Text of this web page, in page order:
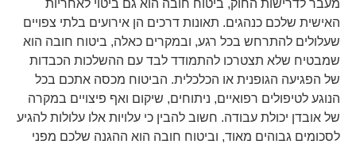
מעבר לדרישות החוק, ביטוח חובה הוא גם ביטוי לאחריות
האישית שלכם כנהגים. תאונות דרכים הן אירועים בלתי צפויים
שעלולים להתרחש בכל רגע, ובמקרים כאלה, ביטוח חובה הוא
שמבטיח שלא תצטרכו להתמודד לבד עם ההשלכות הכבדות
של הפגיעה הגופנית או הכלכלית. הביטוח מכסה אתכם בכל
הנוגע לטיפולים רפואיים, ניתוחים, שיקום ואף פיצויים במקרה
של אובדן יכולת עבודה. חשוב להבין כי עלויות אלו עלולות להגיע
לסכומים גבוהים מאוד, וביטוח חובה הוא ההגנה שלכם מפני